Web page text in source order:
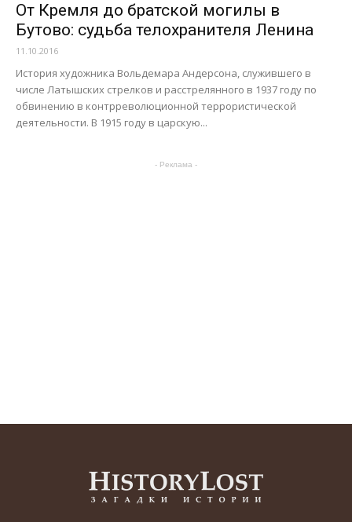
От Кремля до братской могилы в
Бутово: судьба телохранителя Ленина
11.10.2016
История художника Вольдемара Андерсона, служившего в
числе Латышских стрелков и расстрелянного в 1937 году по
обвинению в контрреволюционной террористической
деятельности. В 1915 году в царскую...
- Реклама -